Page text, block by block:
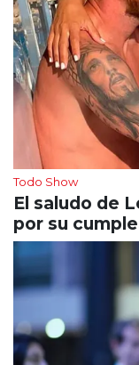
Todo Show
El saludo de
por su